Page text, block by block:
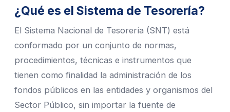
¿Qué es el Sistema de Tesorería?
El Sistema Nacional de Tesorería (SNT) está
conformado por un conjunto de normas,
procedimientos, técnicas e instrumentos que
tienen como finalidad la administración de los
fondos públicos en las entidades y organismos del
Sector Público, sin importar la fuente de